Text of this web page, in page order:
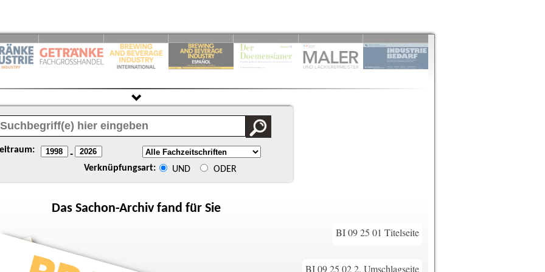
-
Verknüpfungsart: UND ODER
Das Sachon-Archiv fand für Sie
BI 09 25 01 Titelseite
BI 09 25 02 2. Umschlagseite